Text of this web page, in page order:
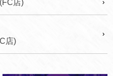
店)
店)